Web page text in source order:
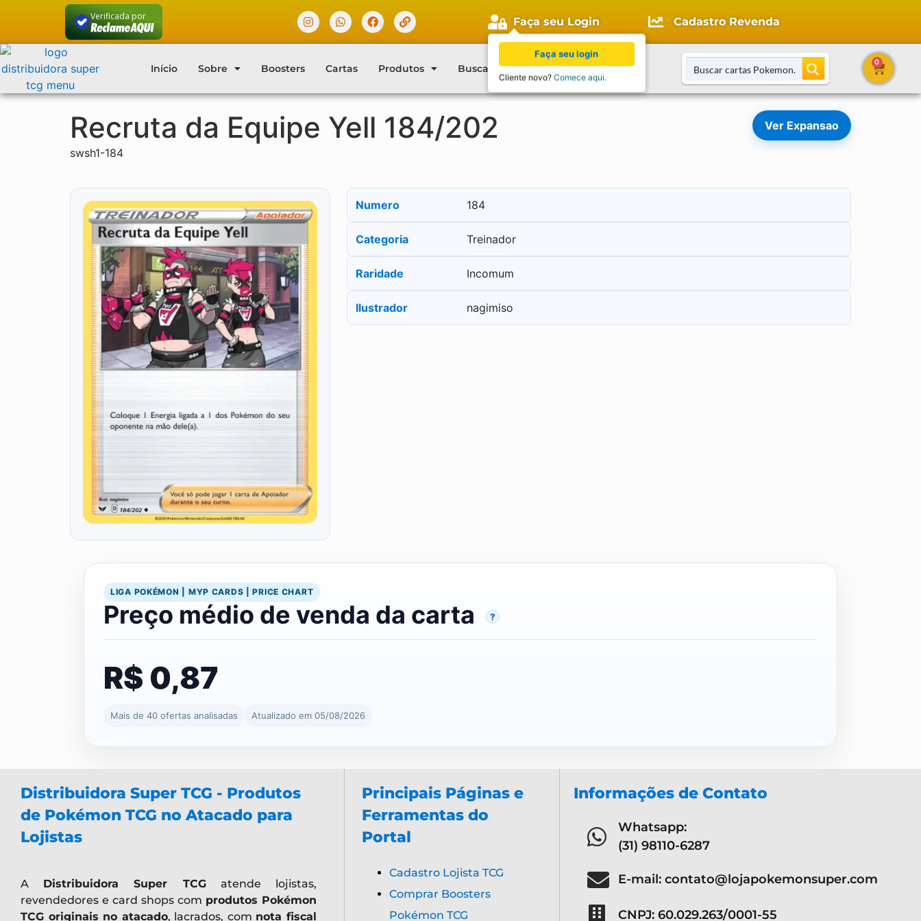
Verificada por Faça seu Login Cadastro Revenda
Início Sobre Boosters Cartas Produtos Buscar Cartas Blog Contato
0
Recruta da Equipe Yell 184/202
swsh1-184
Ver Expansao
Numero 184
Categoria Treinador
Raridade Incomum
Ilustrador nagimiso
LIGA POKÉMON | MYP CARDS | PRICE CHART
Preço médio de venda da carta ?
R$ 0,87
Mais de 40 ofertas analisadas Atualizado em 05/08/2026
Distribuidora Super TCG - Produtos
de Pokémon TCG no Atacado para
Lojistas
A Distribuidora Super TCGatende lojistas,
revendedores e card shops com produtos Pokémon
TCG originais no atacado, lacrados, com nota fiscal
Principais Páginas e
Ferramentas do
Portal
Cadastro Lojista TCG
Comprar Boosters
Pokémon TCG
Informações de Contato
Whatsapp:
(31) 98110-6287
E-mail: contato@lojapokemonsuper.com
CNPJ: 60.029.263/0001-55
Faça seu login
Cliente novo? Comece aqui.